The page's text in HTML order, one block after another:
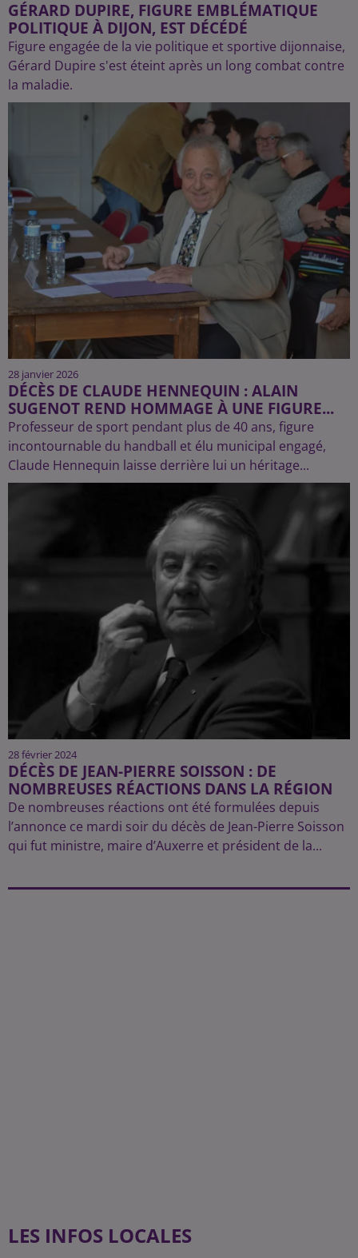
GÉRARD DUPIRE, FIGURE EMBLÉMATIQUE
POLITIQUE À DIJON, EST DÉCÉDÉ
Figure engagée de la vie politique et sportive dijonnaise,
Gérard Dupire s'est éteint après un long combat contre
la maladie.
28 janvier 2026
DÉCÈS DE CLAUDE HENNEQUIN : ALAIN
SUGENOT REND HOMMAGE À UNE FIGURE...
Professeur de sport pendant plus de 40 ans, figure
incontournable du handball et élu municipal engagé,
Claude Hennequin laisse derrière lui un héritage...
28 février 2024
DÉCÈS DE JEAN-PIERRE SOISSON : DE
NOMBREUSES RÉACTIONS DANS LA RÉGION
De nombreuses réactions ont été formulées depuis
l’annonce ce mardi soir du décès de Jean-Pierre Soisson
qui fut ministre, maire d’Auxerre et président de la...
LES INFOS LOCALES